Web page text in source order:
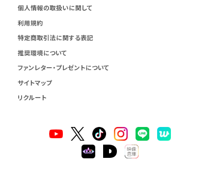
個人情報の取扱いに関して
利用規約
特定商取引法に関する表記
推奨環境について
ファンレター・プレゼントについて
サイトマップ
リクルート